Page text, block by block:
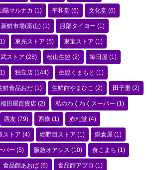
陽マルナカ (1) 平和堂 (6) 文化堂 (6)
新鮮市場(富山) (1) 服部タイヨー (1)
東光ストア (5) 東宝ストア (1)
ストア (28) 松山生協 (2) 毎日屋 (1)
独立店 (144) 生協くまもと (1)
鮮食品おだ (1) 生鮮館やまひこ (2) 田子重 (2)
福田屋百貨店 (2) 私のわくわくスーパー (1)
西友 (79) 西條 (1) 赤札堂 (4)
ストア (4) 郷野目ストア (1) 鎌倉屋 (1)
パー (5) 阪急オアシス (10) 食こまち (1)
食品館あおば (6) 食品館アプロ (1)